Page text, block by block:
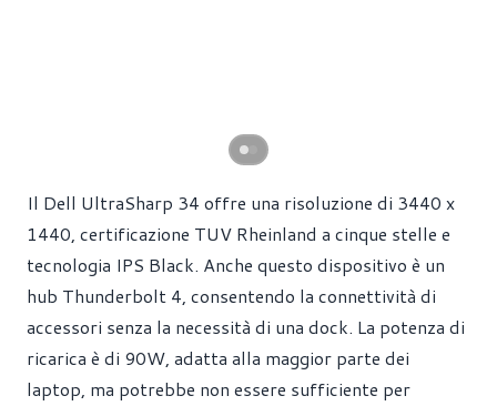
Il Dell UltraSharp 34 offre una risoluzione di 3440 x
1440, certificazione TUV Rheinland a cinque stelle e
tecnologia IPS Black. Anche questo dispositivo è un
hub Thunderbolt 4, consentendo la connettività di
accessori senza la necessità di una dock. La potenza di
ricarica è di 90W, adatta alla maggior parte dei
laptop, ma potrebbe non essere sufficiente per